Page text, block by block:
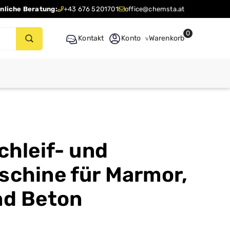
Beratung: +43 676 5201701 office@chemsta.at
Kontakt Konto Warenkorb
0
und
für Marmor,
Beton